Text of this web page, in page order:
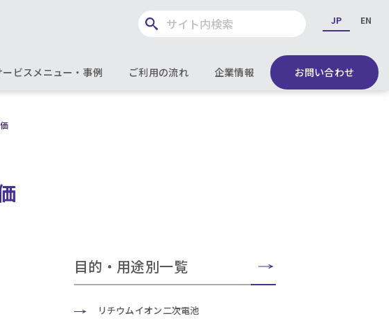
JP EN
ービスメニュー・事例 ご利用の流れ 企業情報 お問い合わせ
目的・用途別一覧
リチウムイオン二次電池